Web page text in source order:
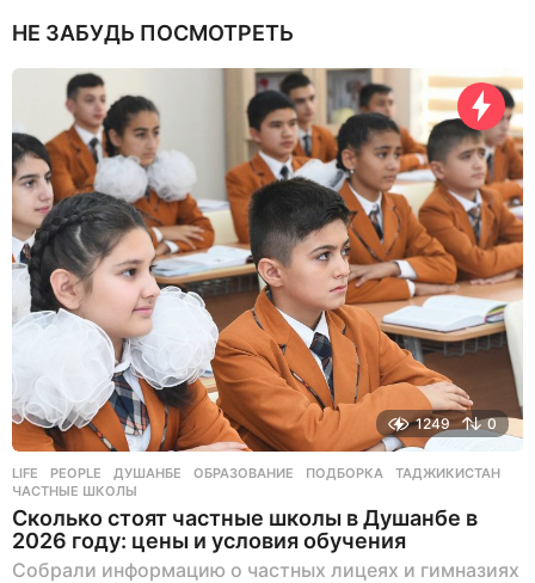
н
а
з
а
НЕ ЗАБУДЬ ПОСМОТРЕТЬ
1249 0
LIFE ,PEOPLE ДУШАНБЕ ,ОБРАЗОВАНИЕ ,ПОДБОРКА ,ТАДЖИКИСТАН
ЧАСТНЫЕ ШКОЛЫ
Сколько стоят частные школы в Душанбе в
2026 году: цены и условия обучения
Собрали информацию о частных лицеях и гимназиях